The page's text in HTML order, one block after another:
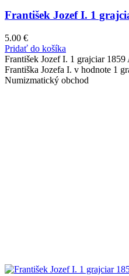
František Jozef I. 1
5.00 €
Pridať do košíka
František Jozef I. 1 grajciar 1859
Františka Jozefa I. v hodnote 1
Numizmatický obchod